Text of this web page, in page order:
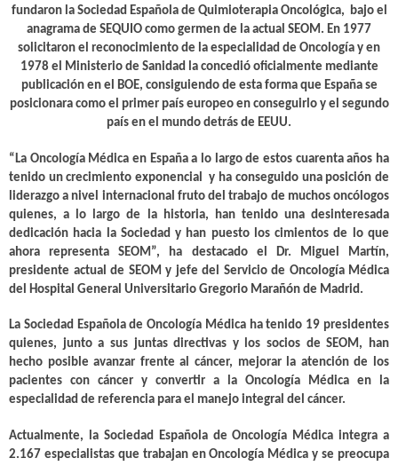
fundaron la Sociedad Española de Quimioterapia Oncológica, bajo el
anagrama de SEQUIO como germen de la actual SEOM. En 1977
solicitaron el reconocimiento de la especialidad de Oncología y en
1978 el Ministerio de Sanidad la concedió oficialmente mediante
publicación en el BOE, consiguiendo de esta forma que España se
posicionara como el primer país europeo en conseguirlo y el segundo
país en el mundo detrás de EEUU.
“La Oncología Médica en España a lo largo de estos cuarenta años ha
tenido un crecimiento exponencial y ha conseguido una posición de
liderazgo a nivel internacional fruto del trabajo de muchos oncólogos
quienes, a lo largo de la historia, han tenido una desinteresada
dedicación hacia la Sociedad y han puesto los cimientos de lo que
ahora representa SEOM”, ha destacado el
Dr. Miguel Martín,
presidente actual de SEOM y jefe del Servicio de Oncología Médica
del Hospital General Universitario Gregorio Marañón de Madrid.
La Sociedad Española de Oncología Médica ha tenido 19 presidentes
quienes, junto a sus juntas directivas y los socios de SEOM, han
hecho posible avanzar frente al cáncer, mejorar la atención de los
pacientes con cáncer y convertir a la Oncología Médica en la
especialidad de referencia para el manejo integral del cáncer.
Actualmente, la Sociedad Española de Oncología Médica integra a
2.167 especialistas que trabajan en Oncología Médica y se preocupa